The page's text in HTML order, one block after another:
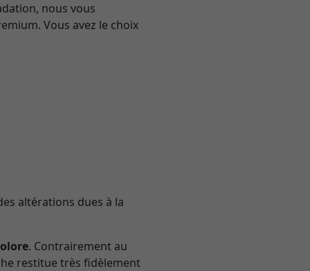
nous vous
Vous avez le choix
altérations dues à la
. Contrairement au
restitue très fidèlement